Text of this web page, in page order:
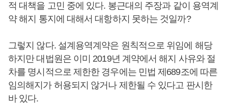
적 대책을 고민 중에 있다. 봉근대의 주장과 같이 용역계
약 해지 통지에 대해서 대항하지 못하는 것일까?
그렇지 않다. 설계용역계약은 원칙적으로 위임에 해당
하지만 대법원은 이미 2019년 계약에서 해지 사유와 절
차를 명시적으로 제한한 경우에는 민법 제689조에 따른
임의해지가 허용되지 않거나 제한될 수 있다고 판시한
바 있다.